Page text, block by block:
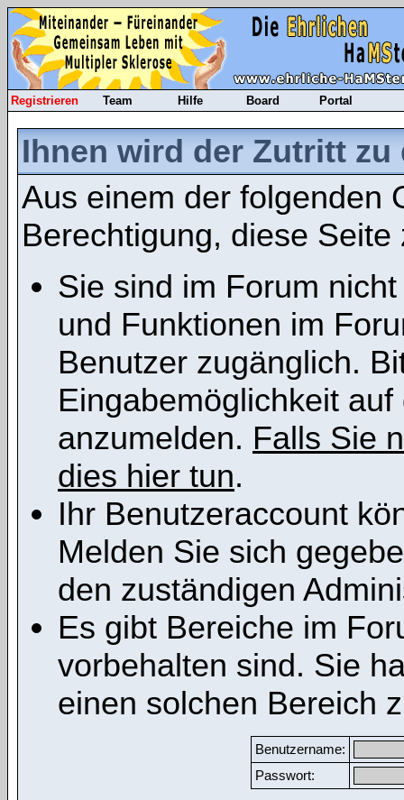
Registrieren Team Hilfe Board Portal
Ihnen wird der Zutritt
Aus einem der folgenden
Berechtigung, diese Seite
Sie sind im Forum
und Funktionen im
Benutzer zugänglich.
Eingabemöglichkeit
anzumelden. Falls Sie
dies hier tun.
Ihr Benutzeraccount
Melden Sie sich
den zuständigen
Es gibt Bereiche im
vorbehalten sind. Sie
einen solchen Bereich
Benutzername:
Passwort: